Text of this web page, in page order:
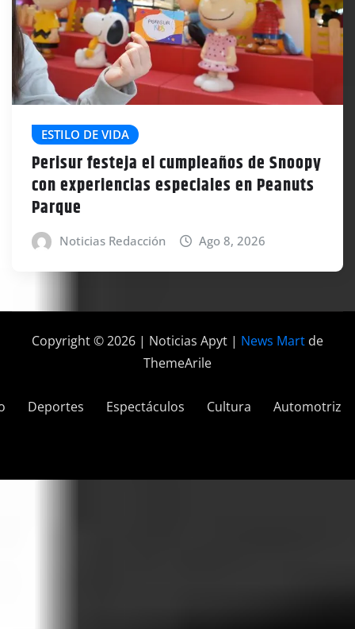
ESTILO DE VIDA
Perisur festeja el cumpleaños de Snoopy
con experiencias especiales en Peanuts
Parque
Noticias Redacción Ago 8, 2026
Copyright © 2026 | Noticias Apyt | News Mart de
ThemeArile
Deportes Espectáculos Cultura Automotriz